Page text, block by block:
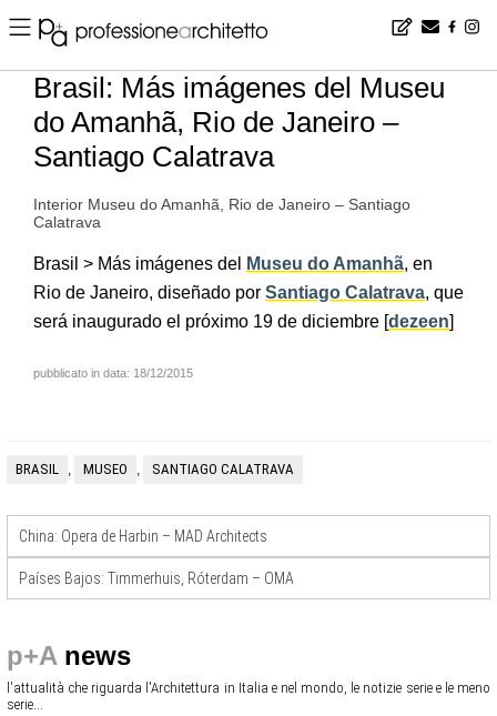
Home ▪ news ▪ es ▪ Brasil: Más imágenes del Museu do Amanhã, Rio de Janeiro – Santiago Calatrava
Brasil: Más imágenes del Museu
do Amanhã, Rio de Janeiro –
Santiago Calatrava
Interior Museu do Amanhã, Rio de Janeiro – Santiago
Calatrava
Brasil > Más imágenes del Museu do Amanhã, en
Rio de Janeiro, diseñado por Santiago Calatrava, que
será inaugurado el próximo 19 de diciembre [dezeen]
pubblicato in data: 18/12/2015
BRASIL , MUSEO , SANTIAGO CALATRAVA
China: Opera de Harbin – MAD Architects
Países Bajos: Timmerhuis, Róterdam – OMA
p+A news
l'attualità che riguarda l'Architettura in Italia e nel mondo, le notizie serie e le meno
serie...